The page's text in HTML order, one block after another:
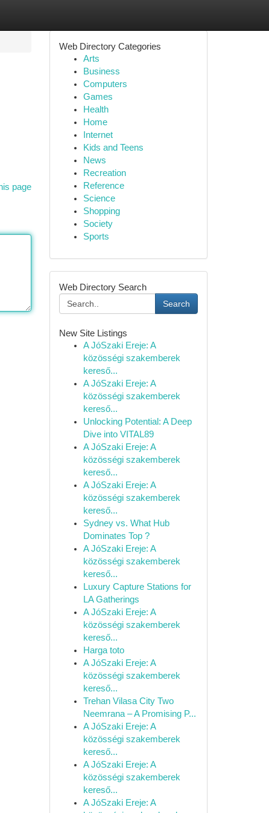
page
Web Directory Categories
Arts
Business
Computers
Games
Health
Home
Internet
Kids and Teens
News
Recreation
Reference
Science
Shopping
Society
Sports
Web Directory Search
Search
New Site Listings
A JóSzaki Ereje: A
közösségi szakemberek
kereső...
A JóSzaki Ereje: A
közösségi szakemberek
kereső...
Unlocking Potential: A Deep
Dive into VITAL89
A JóSzaki Ereje: A
közösségi szakemberek
kereső...
A JóSzaki Ereje: A
közösségi szakemberek
kereső...
Sydney vs. What Hub
Dominates Top ?
A JóSzaki Ereje: A
közösségi szakemberek
kereső...
Luxury Capture Stations for
LA Gatherings
A JóSzaki Ereje: A
közösségi szakemberek
kereső...
Harga toto
A JóSzaki Ereje: A
közösségi szakemberek
kereső...
Trehan Vilasa City Two
Neemrana – A Promising P...
A JóSzaki Ereje: A
közösségi szakemberek
kereső...
A JóSzaki Ereje: A
közösségi szakemberek
kereső...
A JóSzaki Ereje: A